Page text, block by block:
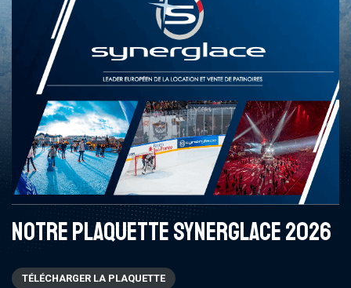
NOTRE PLAQUETTE SYNERGLACE 2026
TÉLÉCHARGER LA PLAQUETTE